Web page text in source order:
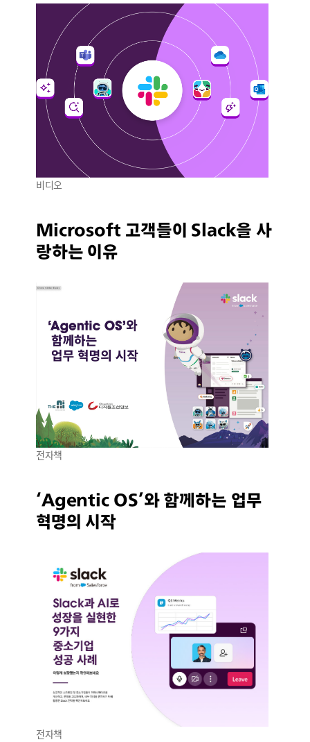
비디오
Microsoft 고객들이 Slack을 사
랑하는 이유
전자책
‘Agentic OS’와 함께하는 업무
혁명의 시작
전자책